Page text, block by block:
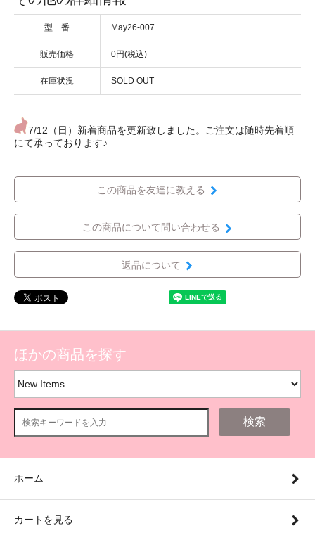
型 番 May26-007
販売価格 0円(税込)
在庫状況 SOLD OUT
7/12（日）新着商品を更新致しました。ご注文は随時先着順
にて承っております♪
この商品を友達に教える
この商品について問い合わせる
返品について
ほかの商品を探す
検索
ホーム
カートを見る